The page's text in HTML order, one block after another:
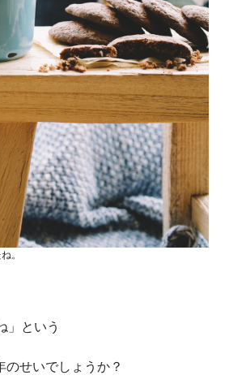
。
」という
せいでしょうか？